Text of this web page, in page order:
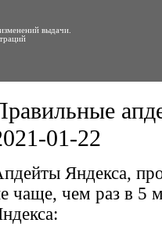
выдачи.
01-22
Яндекса,
чаще, чем раз в 5